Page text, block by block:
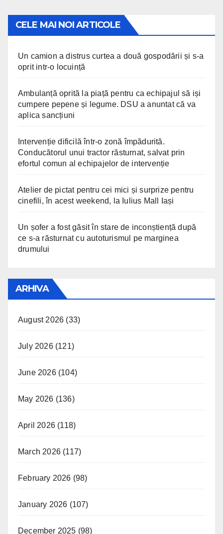
CELE MAI NOI ARTICOLE
Un camion a distrus curtea a două gospodării și s-a
oprit intr-o locuință
Ambulanță oprită la piață pentru ca echipajul să iși
cumpere pepene și legume. DSU a anuntat că va
aplica sancțiuni
Intervenție dificilă într-o zonă împădurită.
Conducătorul unui tractor răsturnat, salvat prin
efortul comun al echipajelor de intervenție
Atelier de pictat pentru cei mici și surprize pentru
cinefili, în acest weekend, la Iulius Mall Iași
Un șofer a fost găsit în stare de inconștiență după
ce s-a răsturnat cu autoturismul pe marginea
drumului
ARHIVA
August 2026 (33)
July 2026(121)
June 2026(104)
May 2026 (136)
April 2026 (118)
March 2026 (117)
February 2026 (98)
January 2026 (107)
December 2025 (98)